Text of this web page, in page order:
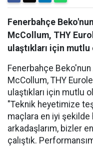
Fenerbahçe
McCollum, THY
ulaştıkları için
Fenerbahçe
McCollum, THY
ulaştıkları için mutlu
"Teknik heyetimize
maçlara en iyi şekilde
arkadaşlarım, bizler
çalıştık.